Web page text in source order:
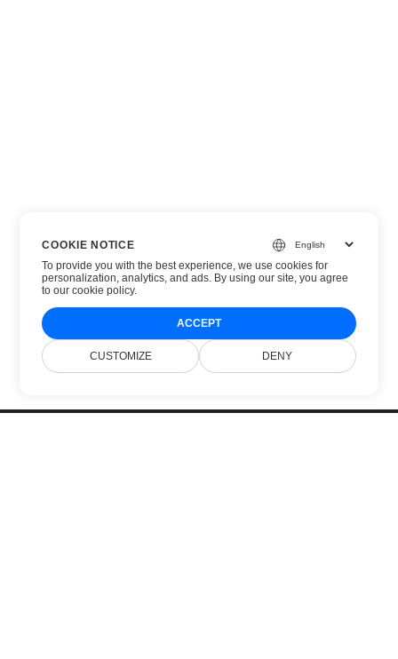
COOKIE NOTICE
To provide you with the best experience, we use cookies for
personalization, analytics, and ads. By using our site, you agree
toour cookie policy.
ACCEPT
CUSTOMIZE DENY